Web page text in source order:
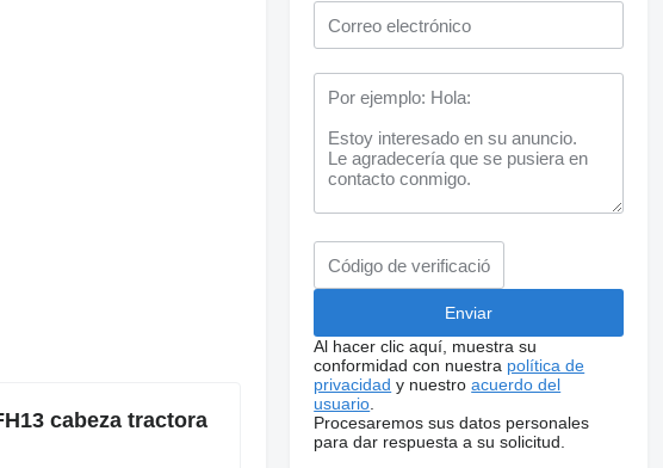
cabeza tractora
Al hacer clic aquí, muestra su
conformidad con nuestra política de
privacidad y nuestroacuerdo del
usuario
Procesaremos sus datos personales
para dar respuesta a su solicitud.